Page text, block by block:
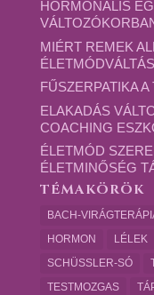
HORMONÁLIS
MIÉRT REMEK
FŰSZERPATIKA
ELAKADÁS
COACHING
ÉLETMÓD
ÉLETMINŐSÉG
TÉMAKÖRÖK
BACH-
HORMON
LÉLEK
SCHÜSSLER-SÓ
TESTMOZGAS